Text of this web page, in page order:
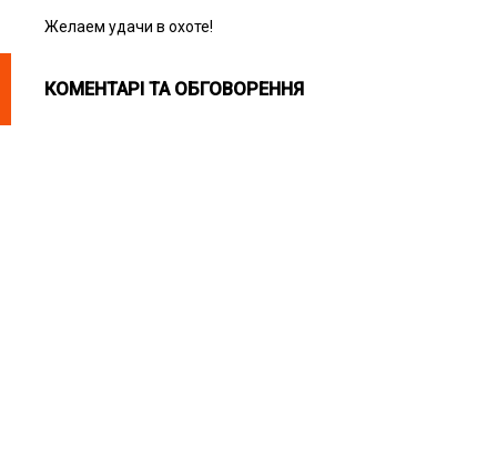
Желаем удачи в охоте!
КОМЕНТАРІ ТА ОБГОВОРЕННЯ